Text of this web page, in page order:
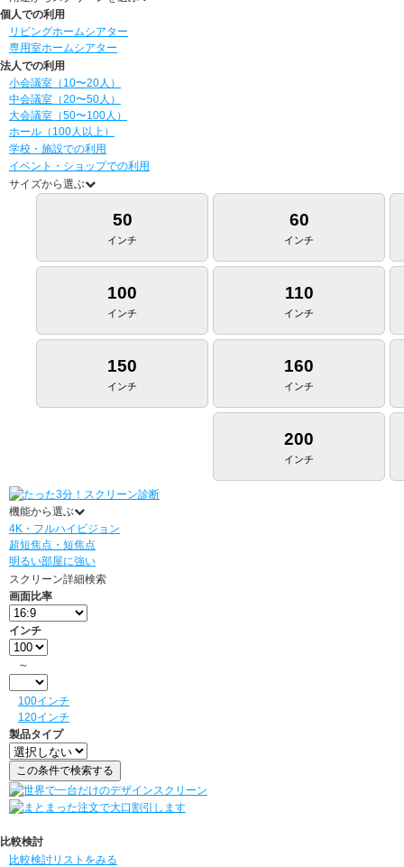
個人での利用
リビングホームシアター
専用室ホームシアター
法人での利用
小会議室（10〜20人）
中会議室（20〜50人）
大会議室（50〜100人）
ホール（100人以上）
学校・施設での利用
イベント・ショップでの利用
サイズから選ぶ
50
インチ
60
インチ
100
インチ
110
インチ
150
インチ
160
インチ
200
インチ
機能から選ぶ
4K・フルハイビジョン
超短焦点・短焦点
明るい部屋に強い
スクリーン詳細検索
画面比率
インチ
～
100インチ
120インチ
製品タイプ
比較検討
比較検討リストをみる